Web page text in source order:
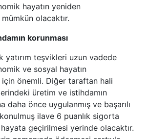
hayatın yeniden
mümkün olacaktır.
korunması
yatırım teşvikleri uzun vadede
ve sosyal hayatın
için önemli. Diğer taraftan hali
üretim ve istihdamın
daha önce uygulanmış ve başarılı
ilave 6 puanlık sigorta
geçirilmesi yerinde olacaktır.